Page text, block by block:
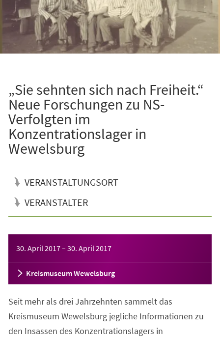
„Sie sehnten sich nach Freiheit.“
Neue Forschungen zu NS-
Verfolgten im
Konzentrationslager in
Wewelsburg
VERANSTALTUNGSORT
VERANSTALTER
30. April 2017– 30. April 2017
Kreismuseum Wewelsburg
Seit mehr als drei Jahrzehnten sammelt das
Kreismuseum Wewelsburg jegliche Informationen zu
den Insassen des Konzentrationslagers in